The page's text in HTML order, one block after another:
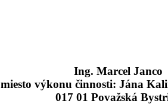
Ing. Marcel Janco
miesto výkonu činnosti: Jána
017 01 Považská